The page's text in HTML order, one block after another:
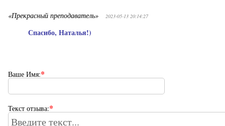
«Прекрасный преподаватель» 2023-05-13 20:14:27
Спасибо, Наталья!)
Ваше Имя:*
Текст отзыва:*